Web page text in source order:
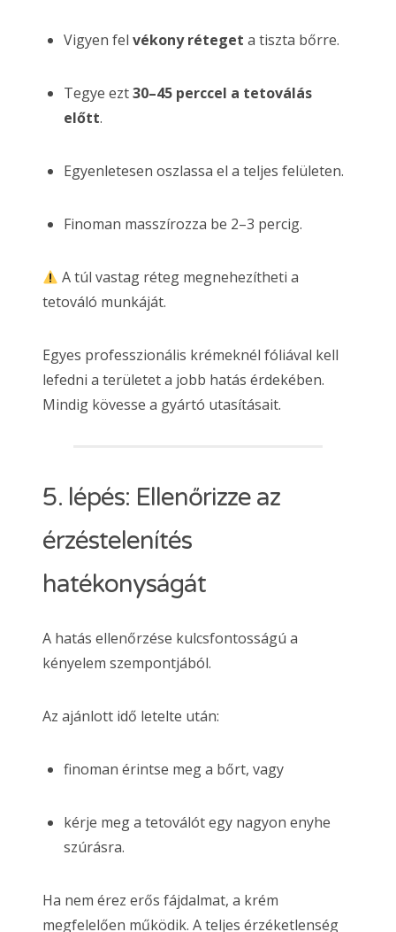
Vigyen fel vékony réteget a tiszta bőrre.
Tegye ezt30–45 perccel a tetoválás
előtt.
Egyenletesen oszlassa el a teljes felületen.
Finoman masszírozza be 2–3 percig.
A túl vastag réteg megnehezítheti a
tetováló munkáját.
Egyes professzionális krémeknél fóliával kell
lefedni a területet a jobb hatás érdekében.
Mindig kövesse a gyártó utasításait.
5. lépés: Ellenőrizze az
érzéstelenítés
hatékonyságát
A hatás ellenőrzése kulcsfontosságú a
kényelem szempontjából.
Az ajánlott idő letelte után:
finoman érintse meg a bőrt, vagy
kérje meg a tetoválót egy nagyon enyhe
szúrásra.
Ha nem érez erős fájdalmat, a krém
megfelelően működik. A teljes érzéketlenség